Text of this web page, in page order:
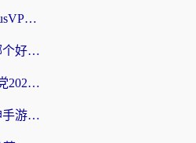
海外党选回国加速器：MalusVPN好用吗？和快帆VPN哪个好？附真实对比与避坑指南
海外党必看：迅游和雷霆哪个好？3分钟教你选对回国加速器，无缝刷国内剧玩手游
斧牛和biubiu好用吗？海外党2026亲测回国加速器指南，附番茄加速器深度体验
海外党选回国加速器：雷神手游和洞见哪个好？附iPhone免费VPN推荐及ChickCNUfunR实测